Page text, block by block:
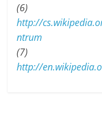
(6)
http://
ntrum
(7)
http://